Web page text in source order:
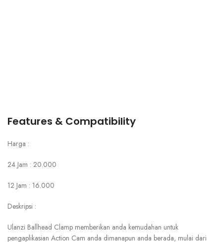
Features & Compatibility
Harga :
24 Jam : 20.000
12 Jam : 16.000
Deskripsi :
Ulanzi Ballhead Clamp memberikan anda kemudahan untuk
pengaplikasian Action Cam anda dimanapun anda berada, mulai dari